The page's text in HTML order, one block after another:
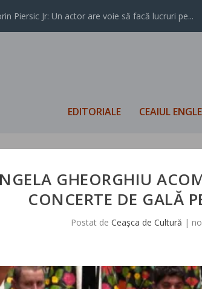
Piersic Jr: Un actor are voie să facă lucruri pe...
EDITORIALE CEAIUL
GHEORGHIU
CONCERTE DE GALĂ
Postat deCeașca de Cultură |